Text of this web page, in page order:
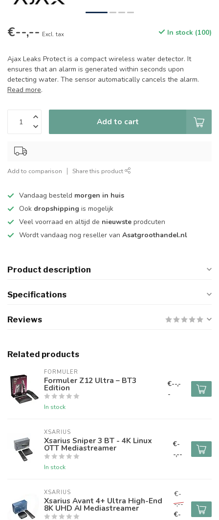
€--,-- Excl. tax In stock (100)
Ajax Leaks Protect is a compact wireless water detector. It
ensures that an alarm is generated within seconds upon
detecting water. The sensor automatically cancels the alarm.
Read more.
Add to cart
Add to comparison Share this product
Vandaag besteld morgen in huis
Ook dropshipping is mogelijk
Veel voorraad en altijd de nieuwste prodcuten
Wordt vandaag nog reseller van Asatgroothandel.nl
Product description
Specifications
Reviews
Related products
FORMULER
Formuler Z12 Ultra – BT3
Edition
In stock
€--,-
-
XSARIUS
Xsarius Sniper 3 BT - 4K Linux
OTT Mediastreamer
In stock
€-
-,--
XSARIUS
Xsarius Avant 4+ Ultra High-End
8K UHD AI Mediastreamer
€-
-,--
€-